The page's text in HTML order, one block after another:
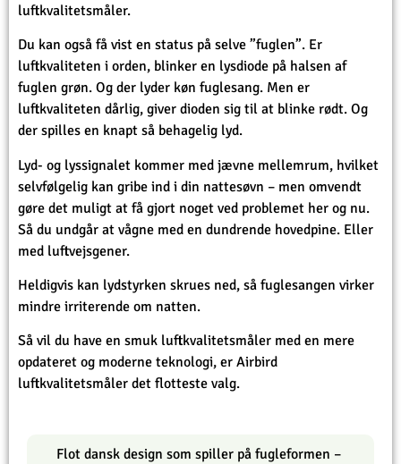
luftkvalitetsmåler.
Du kan også få vist en status på selve ”fuglen”. Er
luftkvaliteten i orden, blinker en lysdiode på halsen af
fuglen grøn. Og der lyder køn fuglesang. Men er
luftkvaliteten dårlig, giver dioden sig til at blinke rødt. Og
der spilles en knapt så behagelig lyd.
Lyd- og lyssignalet kommer med jævne mellemrum, hvilket
selvfølgelig kan gribe ind i din nattesøvn – men omvendt
gøre det muligt at få gjort noget ved problemet her og nu.
Så du undgår at vågne med en dundrende hovedpine. Eller
med luftvejsgener.
Heldigvis kan lydstyrken skrues ned, så fuglesangen virker
mindre irriterende om natten.
Så vil du have en smuk luftkvalitetsmåler med en mere
opdateret og moderne teknologi, er Airbird
luftkvalitetsmåler det flotteste valg.
Flot dansk design som spiller på fugleformen –